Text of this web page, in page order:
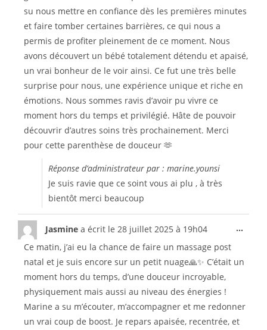
su nous mettre en confiance dès les premières minutes
et faire tomber certaines barrières, ce qui nous a
permis de profiter pleinement de ce moment. Nous
avons découvert un bébé totalement détendu et apaisé,
un vrai bonheur de le voir ainsi. Ce fut une très belle
surprise pour nous, une expérience unique et riche en
émotions. Nous sommes ravis d’avoir pu vivre ce
moment hors du temps et privilégié. Hâte de pouvoir
découvrir d’autres soins très prochainement. Merci
pour cette parenthèse de douceur 🫶
Réponse d’administrateur par : marine.younsi
Je suis ravie que ce soint vous ai plu , à très
bientôt merci beaucoup
Jasmine a écrit le 28 juillet 2025 à 19h04
Ce matin, j’ai eu la chance de faire un massage post
natal et je suis encore sur un petit nuage🙏✨ C’était un
moment hors du temps, d’une douceur incroyable,
physiquement mais aussi au niveau des énergies !
Marine a su m’écouter, m’accompagner et me redonner
un vrai coup de boost. Je repars apaisée, recentrée, et
...